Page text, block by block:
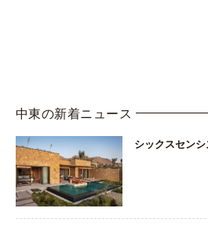
中東の新着ニュース
シックスセン